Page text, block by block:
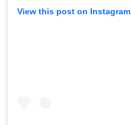
View this post on Instagram